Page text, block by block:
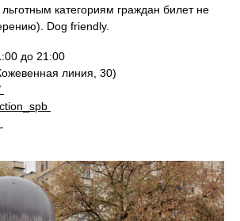
категориям граждан билет не
Dog friendly.
до 21:00
линия, 30)